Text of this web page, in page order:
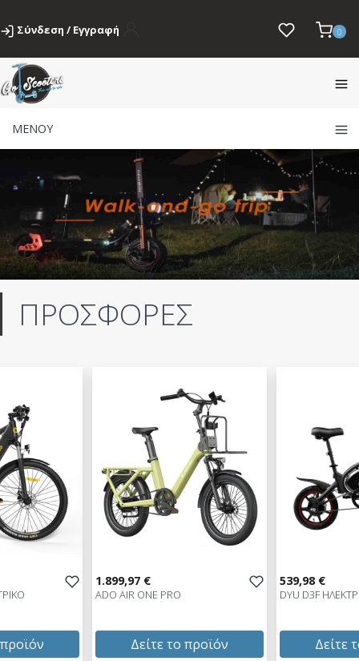
Σύνδεση / Εγγραφή 0
ΜΕΝΟΥ
ΠΡΟΣΦΟΡΕΣ
1.899,97 €
ADO AIR ONE PRO
Δείτε το προϊόν
539,98 €
DYU D3F
Δείτε